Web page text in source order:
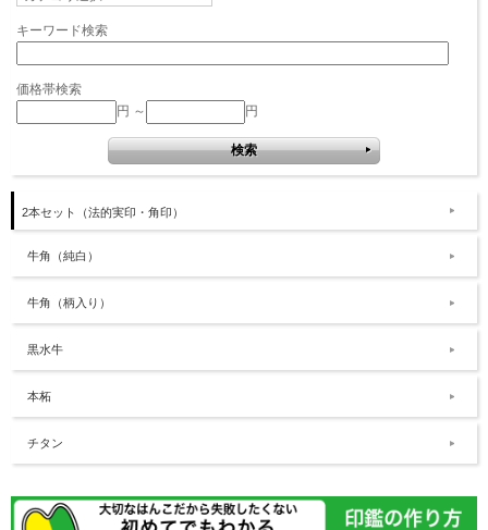
キーワード検索
価格帯検索
円 ～
円
2本セット（法的実印・角印）
牛角（純白）
牛角（柄入り）
黒水牛
本柘
チタン